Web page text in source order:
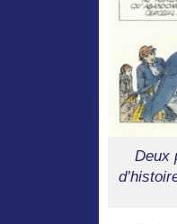
Deux